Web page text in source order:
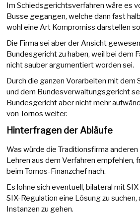
Im Schiedsgerichtsverfahren wäre es
Busse gegangen, welche dann fast
wohl eine Art Kompromiss darstellen
Die Firma sei aber der Ansicht
Bundesgericht zu haben, weil bei dem
nicht sauber argumentiert worden sei.
Durch die ganzen Vorarbeiten mit dem
und dem Bundesverwaltungsgericht
Bundesgericht aber nicht mehr
von Tornos weiter.
Hinterfragen der Abläufe
Was würde die Traditionsfirma
Lehren aus dem Verfahren empfehlen,
beim Tornos-Finanzchef nach.
Es lohne sich eventuell, bilateral mit
SIX-Regulation eine Lösung zu suchen,
Instanzen zu gehen.